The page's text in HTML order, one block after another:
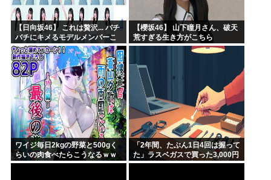
【日向坂46】 これは贅沢... バチ
バチにキメるモデルメンバーこ
ちら
【櫻坂46】 山下瞳月さん、破天
荒すぎる生き方がこちら
ワイジ毎日2kgの野菜と500gく
らいの肉食べたらこうなるｗｗ
ｗ
「2年間、たぶん1日4回は握って
た」ラスベガスで買った3,000円
のキーホルダーを調べたら